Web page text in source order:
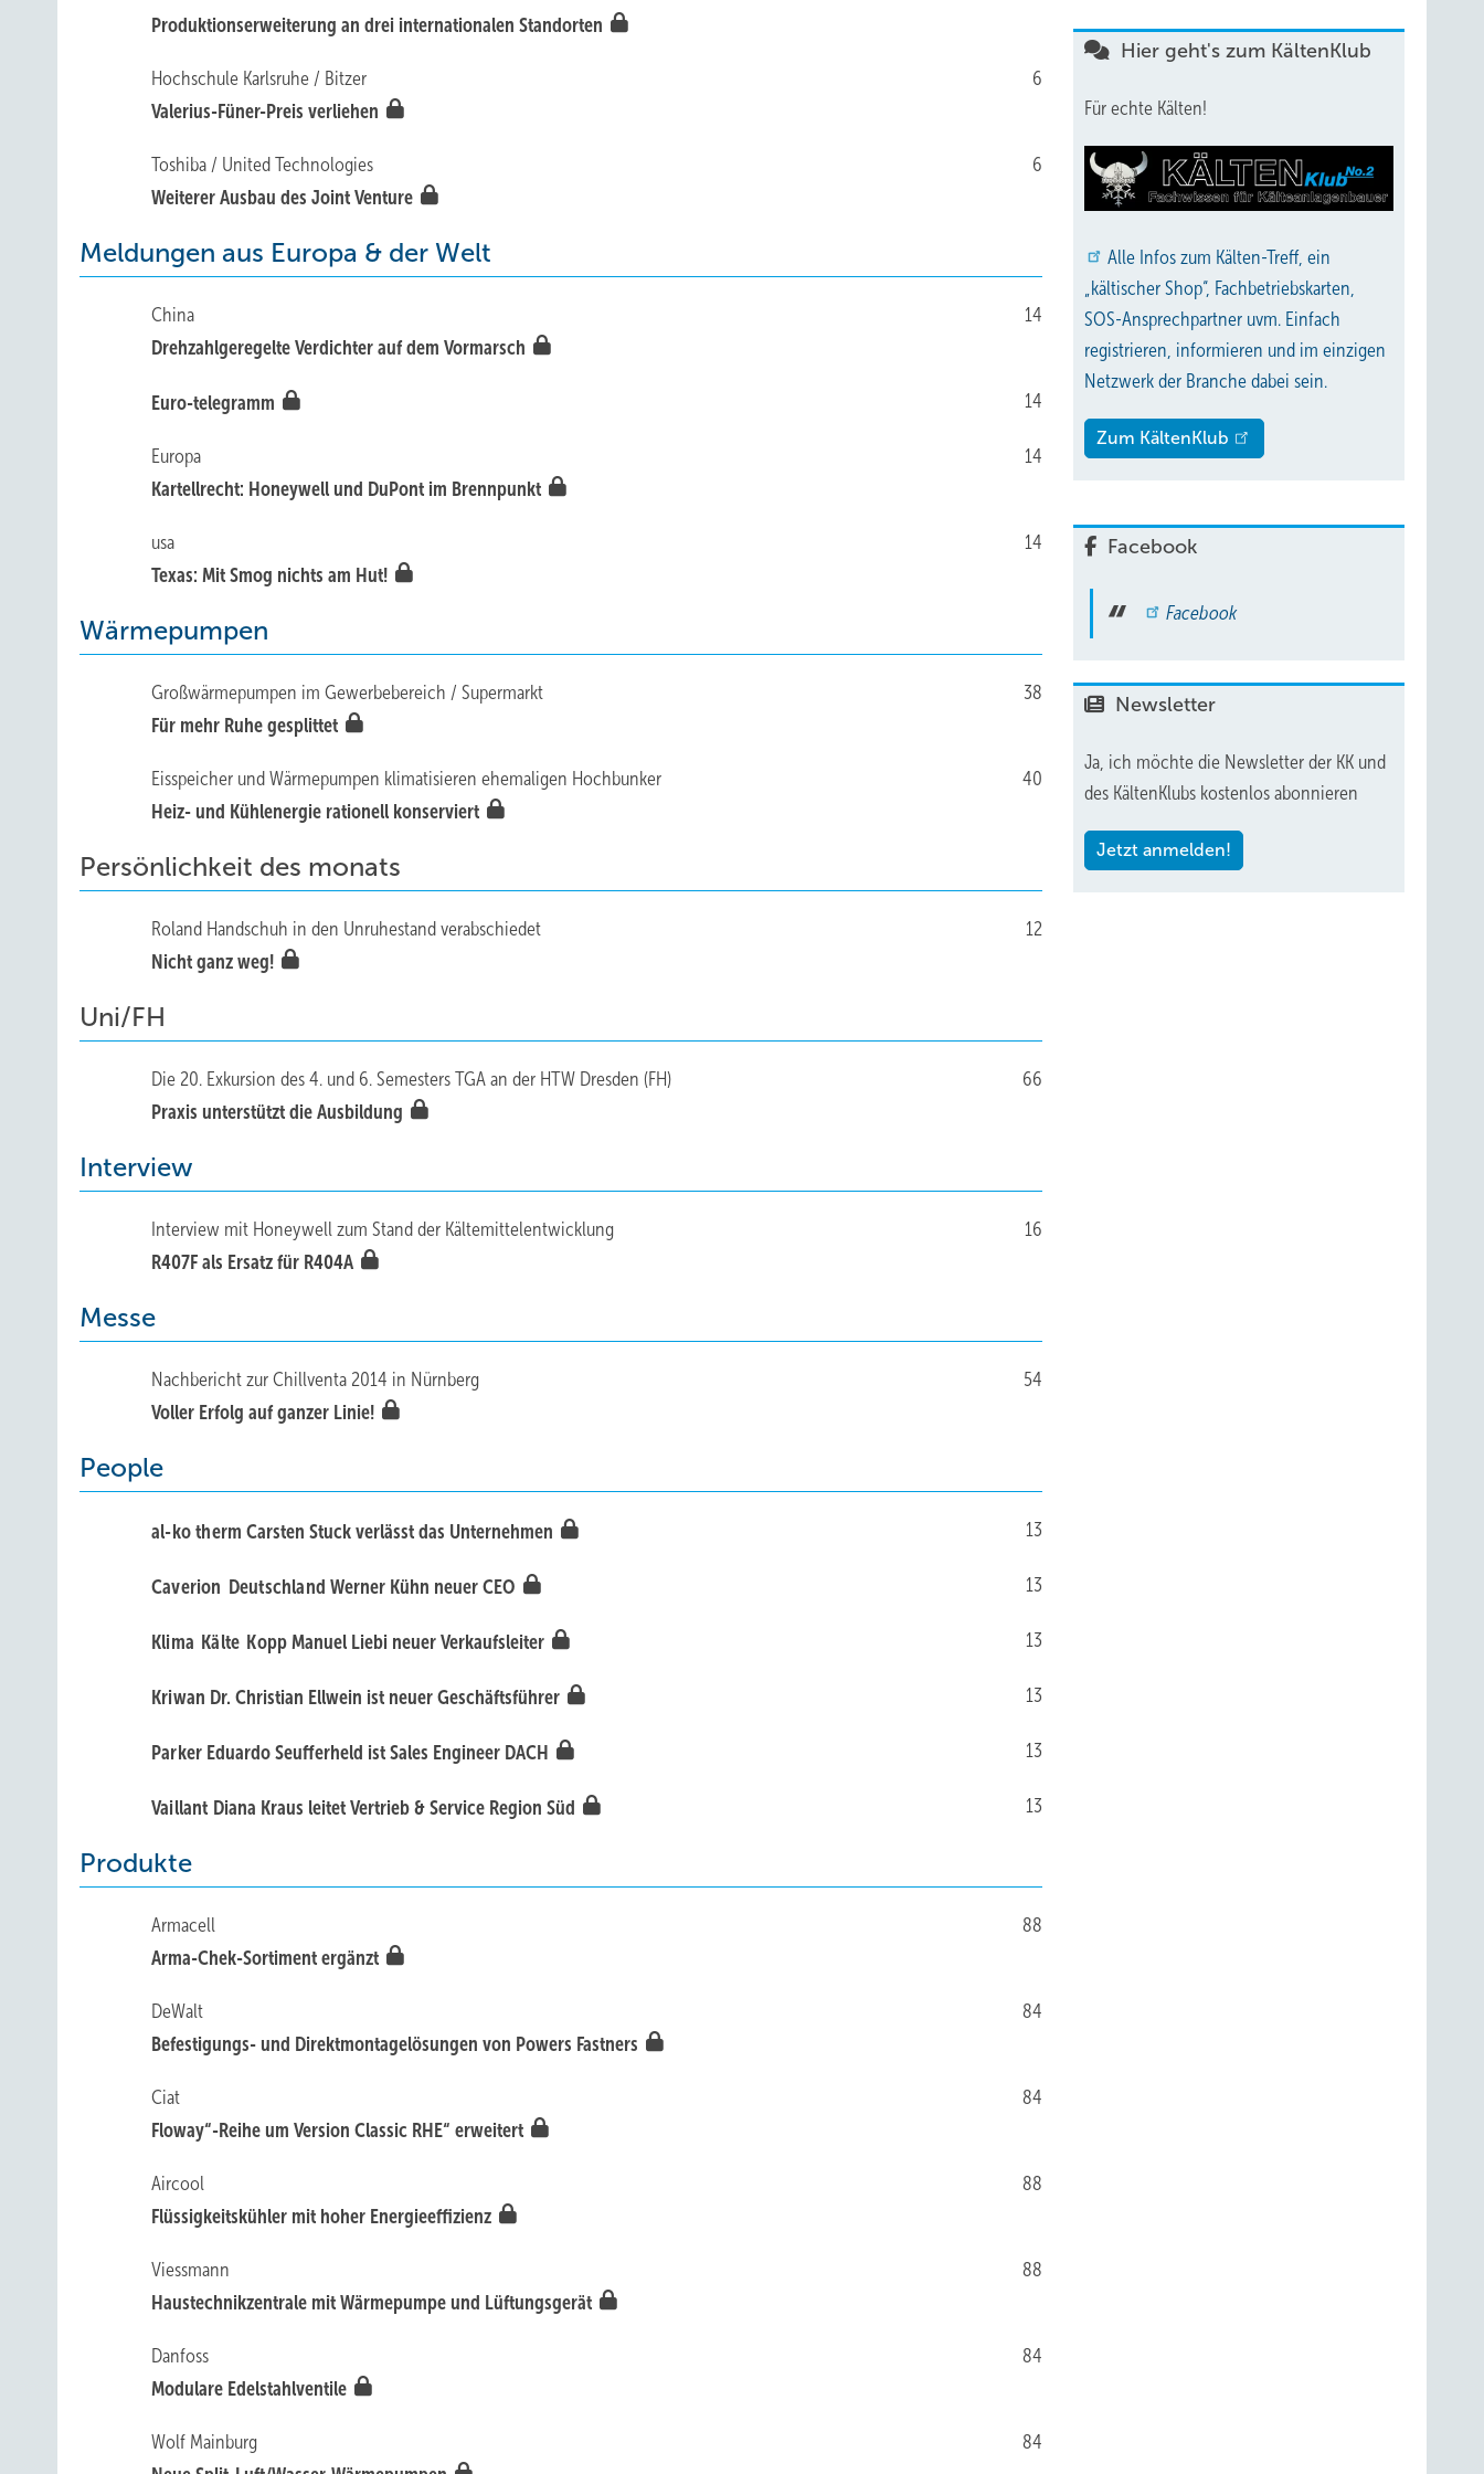
Produktionserweiterung an drei internationalen Standorten
6
Hochschule Karlsruhe / Bitzer
Valerius-Füner-Preis verliehen
6
Toshiba / United Technologies
Weiterer Ausbau des Joint Venture
Meldungen aus Europa & der Welt
14
China
Drehzahlgeregelte Verdichter auf dem Vormarsch
14
Euro-telegramm
14
Europa
Kartellrecht: Honeywell und DuPont im Brennpunkt
14
usa
Texas: Mit Smog nichts am Hut!
Wärmepumpen
38
Großwärmepumpen im Gewerbebereich / Supermarkt
Für mehr Ruhe gesplittet
40
Eisspeicher und Wärmepumpen klimatisieren ehemaligen Hochbunker
Heiz- und Kühlenergie rationell konserviert
Persönlichkeit des monats
12
Roland Handschuh in den Unruhestand verabschiedet
Nicht ganz weg!
Uni/FH
66
Die 20. Exkursion des 4. und 6. Semesters TGA an der HTW Dresden (FH)
Praxis unterstützt die Ausbildung
Interview
16
Interview mit Honeywell zum Stand der Kältemittelentwicklung
R407F als Ersatz für R404A
Messe
54
Nachbericht zur Chillventa 2014 in Nürnberg
Voller Erfolg auf ganzer Linie!
People
13
al-ko thermCarsten Stuck verlässt das Unternehmen
13
Caverion DeutschlandWerner Kühn neuer CEO
13
Klima Kälte KoppManuel Liebi neuer Verkaufsleiter
13
Kriwan Dr. Christian Ellwein ist neuer Geschäftsführer
13
Parker Eduardo Seufferheld ist Sales Engineer DACH
13
Vaillant Diana Kraus leitet Vertrieb & Service Region Süd
Produkte
88
Armacell
Arma-Chek-Sortiment ergänzt
84
DeWalt
Befestigungs- und Direktmontagelösungen von Powers Fastners
84
Ciat
Floway“-Reihe um Version Classic RHE“ erweitert
88
Aircool
Flüssigkeitskühler mit hoher Energieeffizienz
88
Viessmann
Haustechnikzentrale mit Wärmepumpe und Lüftungsgerät
84
Danfoss
Modulare Edelstahlventile
84
Wolf Mainburg
Hier geht's zum KältenKlub
Für echte Kälten!
Alle Infos zum Kälten-Treff, ein
„kältischer Shop“, Fachbetriebskarten,
SOS-Ansprechpartner uvm. Einfach
registrieren, informieren und im einzigen
Netzwerk der Branche dabei sein.
Zum KältenKlub
Facebook
Facebook
Newsletter
Ja, ich möchte die Newsletter der KK und
des KältenKlubs kostenlos abonnieren
Jetzt anmelden!